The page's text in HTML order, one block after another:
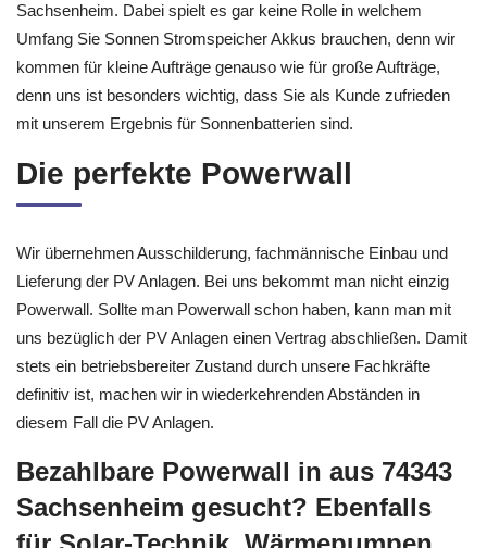
Sachsenheim. Dabei spielt es gar keine Rolle in welchem
Umfang Sie Sonnen Stromspeicher Akkus brauchen, denn wir
kommen für kleine Aufträge genauso wie für große Aufträge,
denn uns ist besonders wichtig, dass Sie als Kunde zufrieden
mit unserem Ergebnis für Sonnenbatterien sind.
Die perfekte Powerwall
Wir übernehmen Ausschilderung, fachmännische Einbau und
Lieferung der PV Anlagen. Bei uns bekommt man nicht einzig
Powerwall. Sollte man Powerwall schon haben, kann man mit
uns bezüglich der PV Anlagen einen Vertrag abschließen. Damit
stets ein betriebsbereiter Zustand durch unsere Fachkräfte
definitiv ist, machen wir in wiederkehrenden Abständen in
diesem Fall die PV Anlagen.
Bezahlbare Powerwall in aus 74343
Sachsenheim gesucht? Ebenfalls